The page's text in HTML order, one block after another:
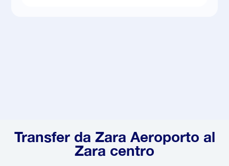
Transfer da Zara Aeroporto al
Zara centro